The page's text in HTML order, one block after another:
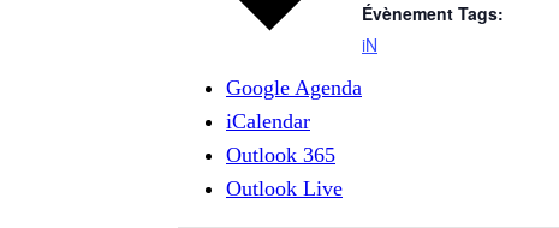
Google Agenda
iCalendar
Outlook 365
Outlook Live
Évènement Tags:
iN